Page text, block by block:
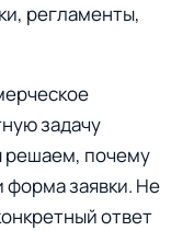
регламенты,
задачу
решаем, почему
заявки. Не
ответ